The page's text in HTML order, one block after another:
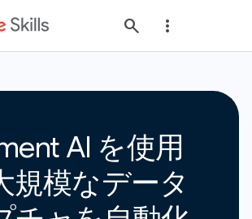
AI を使用
規模なデータ